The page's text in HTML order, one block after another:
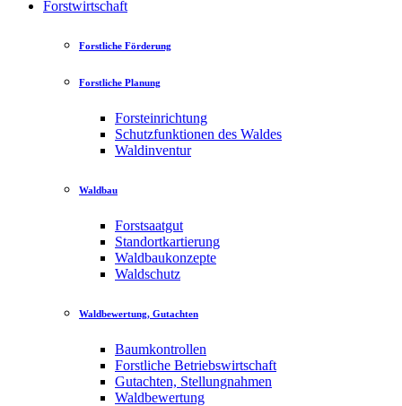
Forstwirtschaft
Forstliche Förderung
Forstliche Planung
Forsteinrichtung
Schutzfunktionen des Waldes
Waldinventur
Waldbau
Forstsaatgut
Standortkartierung
Waldbaukonzepte
Waldschutz
Waldbewertung, Gutachten
Baumkontrollen
Forstliche Betriebswirtschaft
Gutachten, Stellungnahmen
Waldbewertung